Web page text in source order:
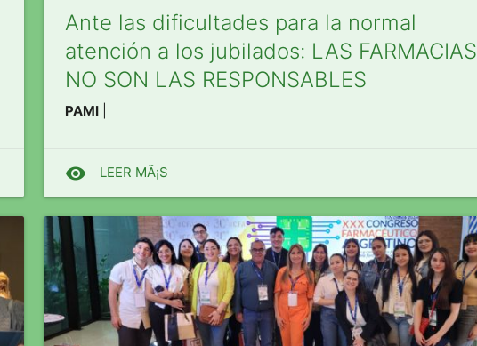
Ante las dificultades para la normal
atención a los jubilados: LAS FARMACIAS
NO SON LAS RESPONSABLES
PAMI
visibility LEER MÃ¡S